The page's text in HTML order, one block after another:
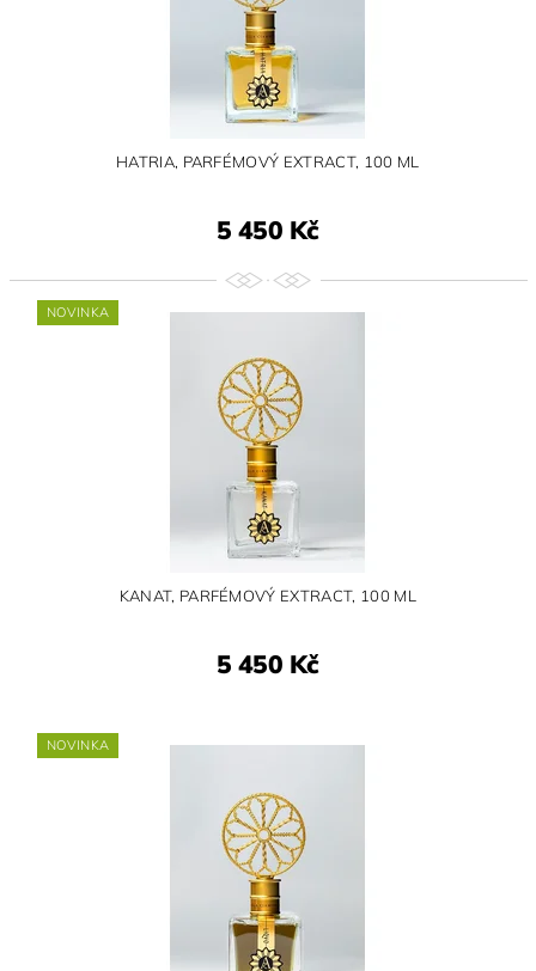
HATRIA, PARFÉMOVÝ EXTRACT, 100 ML
5 450 Kč
NOVINKA
KANAT, PARFÉMOVÝ EXTRACT, 100 ML
5 450 Kč
NOVINKA